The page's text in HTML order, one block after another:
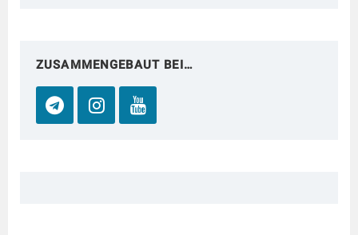
ZUSAMMENGEBAUT BEI…